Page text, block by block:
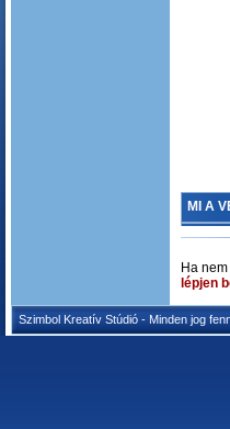
MI A
Ha
lépjen
Szimbol Kreatív Stúdió - Minden jog